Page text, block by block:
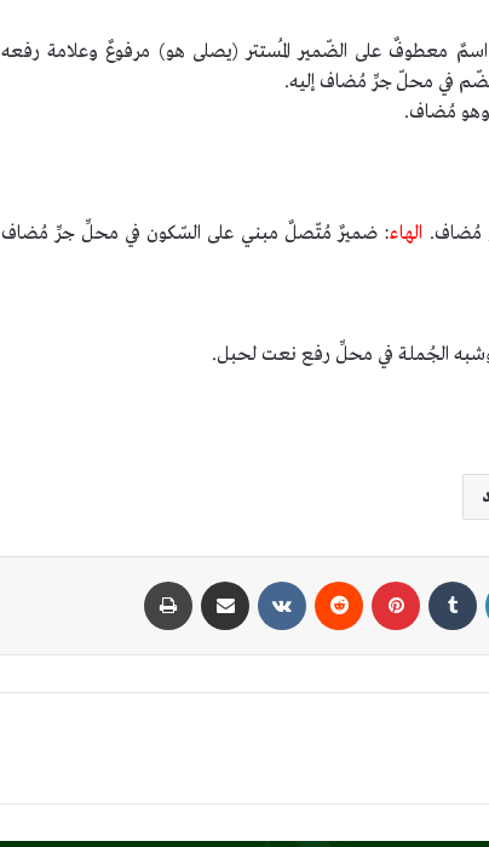
معطوفٌ على الضّمير المُستتر (يصلى هو) مرفوعٌ وعلامة رفعه
في محلّ جرِّ مُضاف إليه.
وهو مُضاف.
مُضاف. الهاء: ضميرٌ مُتّصلٌ مبني على السّكون في محلِّ جرِّ مُضاف
الجُملة في محلِّ رفع نعت لحبل.
لينكدإن بينتيريست مشاركة عبر البريد
إعراب سورة نوح الآية (28): {رب اغفر لي ولوالدي
ولمن دخل بيتي مؤمنا}
إعراب سورة نوح الآية (27): {إنك إن تذرهم يضلوا
إعراب سورة نوح الآية (26): {وقال نوح رب لا تذر